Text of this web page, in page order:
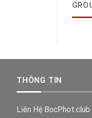
THÔNG TIN
Liên Hệ